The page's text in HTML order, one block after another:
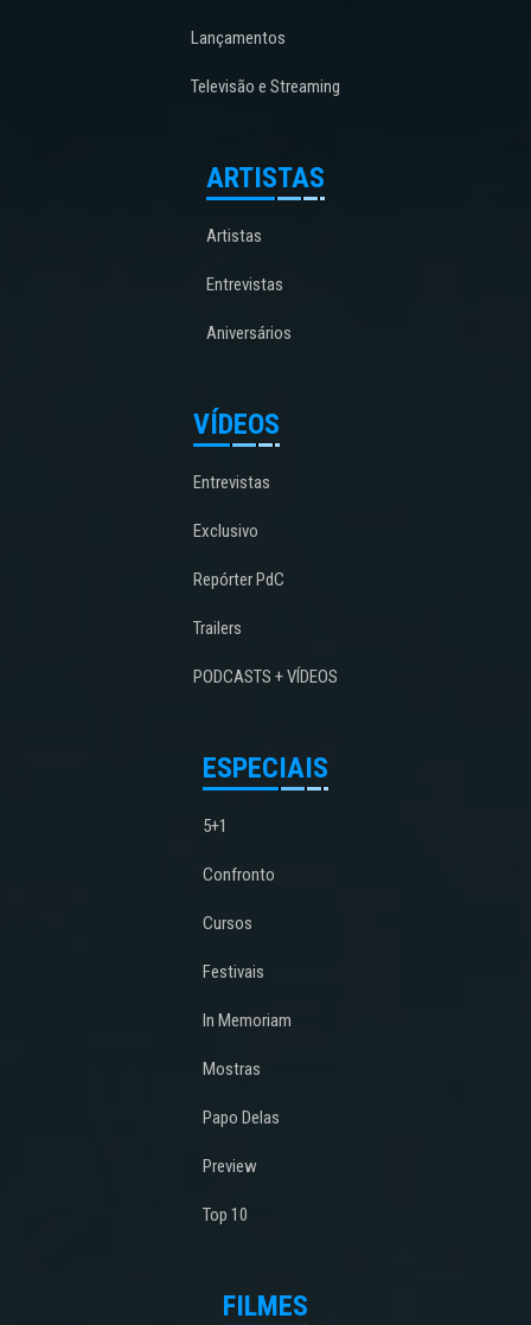
Lançamentos
Televisão e Streaming
ARTISTAS
Artistas
Entrevistas
Aniversários
VÍDEOS
Entrevistas
Exclusivo
Repórter PdC
Trailers
PODCASTS + VÍDEOS
ESPECIAIS
5+1
Confronto
Cursos
Festivais
In Memoriam
Mostras
Papo Delas
Preview
Top 10
FILMES